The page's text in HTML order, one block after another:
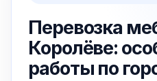
Перевозка
Королёве:
работы по